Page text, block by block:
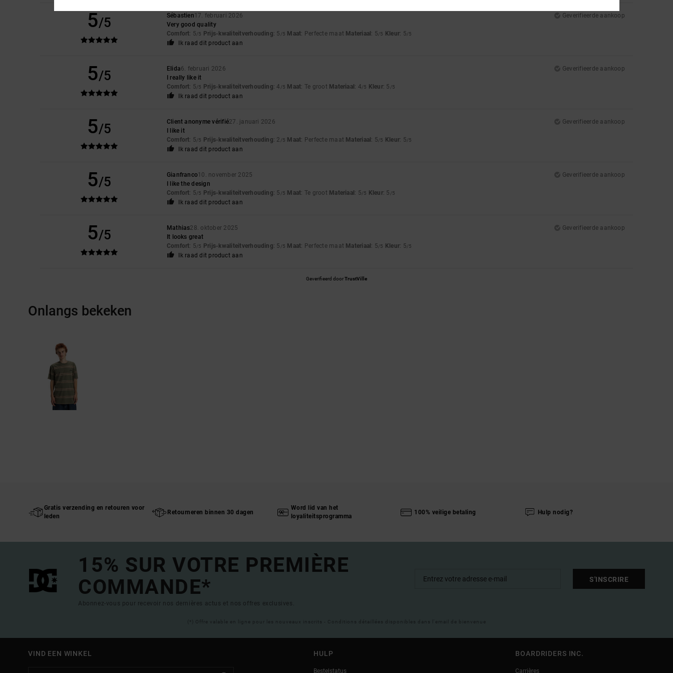
5/5 Sébastien17. februari 2026
Geverifieerde aankoop
Very good quality
Comfort: 5/5 Prijs-kwaliteitverhouding: 5 /5 Maat: Perfecte maat Materiaal : 5/5 Kleur: 5/5
Ik raad dit product aan
5/5 Elida6. februari 2026
Geverifieerde aankoop
I really like it
Comfort: 5/5 Prijs-kwaliteitverhouding: 4 /5 Maat: Te groot Materiaal : 4/5 Kleur: 5 /5
Ik raad dit product aan
5/5 Client anonyme vérifié27. januari 2026
Geverifieerde aankoop
I like it
Comfort: 5/5 Prijs-kwaliteitverhouding: 2 /5 Maat: Perfecte maat Materiaal : 5/5 Kleur: 5/5
Ik raad dit product aan
5/5 Gianfranco10. november 2025
Geverifieerde aankoop
I like the design
Comfort: 5/5 Prijs-kwaliteitverhouding: 5 /5 Maat: Te groot Materiaal : 5/5 Kleur: 5 /5
Ik raad dit product aan
5/5 Mathias28. oktober 2025
Geverifieerde aankoop
It looks great
Comfort: 5/5 Prijs-kwaliteitverhouding: 5 /5 Maat: Perfecte maat Materiaal : 5/5 Kleur: 5/5
Ik raad dit product aan
Geverifieerd doorTrustVille
Onlangs bekeken
Gratis verzending en retouren voor
leden
Retourneren binnen 30 dagen
Word lid van het
loyaliteitsprogramma
100% veilige betaling Hulp nodig?
15% SUR VOTRE PREMIÈRE
COMMANDE*
Abonnez-vous pour recevoir nos dernières actus et nos offres exclusives.
S'INSCRIRE
(*) Offre valable en ligne pour les nouveaux inscrits - Conditions détaillées disponibles dans l'email de bienvenue
VIND EEN WINKEL HULP
Bestelstatus
BOARDRIDERS INC.
Carrières